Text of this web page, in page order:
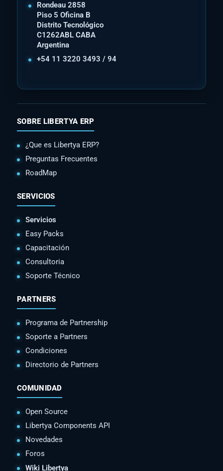
Rondeau 2858
Piso 5 Oficina B
Distrito Tecnológico
C1262ABL CABA
Argentina
+54 11 3220 3493 / 94
SOBRE LIBERTYA ERP
¿Que es Libertya ERP?
Preguntas Frecuentes
RoadMap
SERVICIOS
Servicios
Easy Packs
Capacitación
Consultoria
Soporte Técnico
PARTNERS
Programa de Partnership
Soporte a Partners
Condiciones
Directorio de Partners
COMUNIDAD
Open Source
Libertya Components API
Novedades
Foros
Wiki Libertya